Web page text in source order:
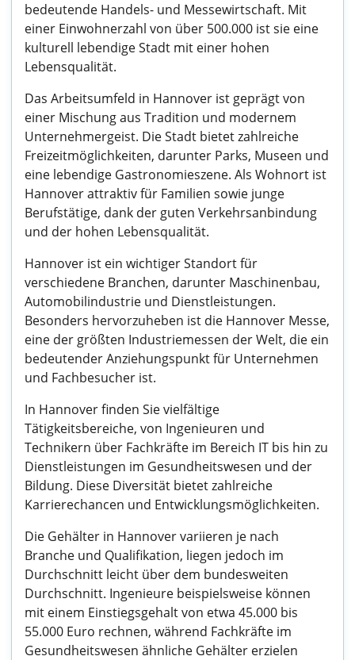
bedeutende Handels- und Messewirtschaft. Mit
einer Einwohnerzahl von über 500.000 ist sie eine
kulturell lebendige Stadt mit einer hohen
Lebensqualität.
Das Arbeitsumfeld in Hannover ist geprägt von
einer Mischung aus Tradition und modernem
Unternehmergeist. Die Stadt bietet zahlreiche
Freizeitmöglichkeiten, darunter Parks, Museen und
eine lebendige Gastronomieszene. Als Wohnort ist
Hannover attraktiv für Familien sowie junge
Berufstätige, dank der guten Verkehrsanbindung
und der hohen Lebensqualität.
Hannover ist ein wichtiger Standort für
verschiedene Branchen, darunter Maschinenbau,
Automobilindustrie und Dienstleistungen.
Besonders hervorzuheben ist die Hannover Messe,
eine der größten Industriemessen der Welt, die ein
bedeutender Anziehungspunkt für Unternehmen
und Fachbesucher ist.
In Hannover finden Sie vielfältige
Tätigkeitsbereiche, von Ingenieuren und
Technikern über Fachkräfte im Bereich IT bis hin zu
Dienstleistungen im Gesundheitswesen und der
Bildung. Diese Diversität bietet zahlreiche
Karrierechancen und Entwicklungsmöglichkeiten.
Die Gehälter in Hannover variieren je nach
Branche und Qualifikation, liegen jedoch im
Durchschnitt leicht über dem bundesweiten
Durchschnitt. Ingenieure beispielsweise können
mit einem Einstiegsgehalt von etwa 45.000 bis
55.000 Euro rechnen, während Fachkräfte im
Gesundheitswesen ähnliche Gehälter erzielen